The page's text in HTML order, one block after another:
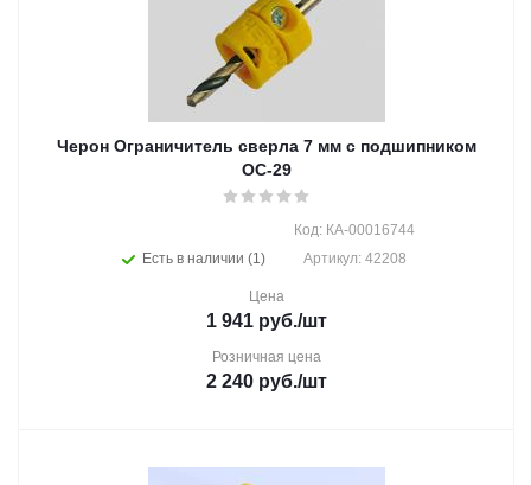
Черон Ограничитель сверла 7 мм с подшипником
ОС-29
Есть в наличии (1)
Код: КА-00016744
Артикул: 42208
Цена
1 941 руб./шт
Розничная цена
2 240 руб./шт